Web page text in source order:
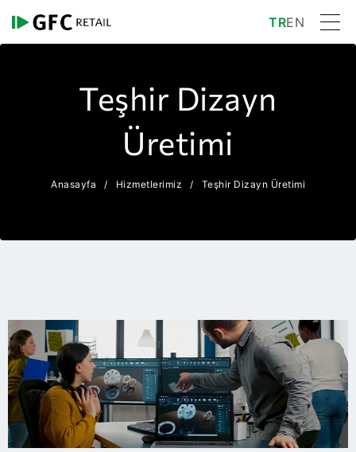
TREN
Teşhir Dizayn
Üretimi
Anasayfa Hizmetlerimiz Teşhir Dizayn Üretimi